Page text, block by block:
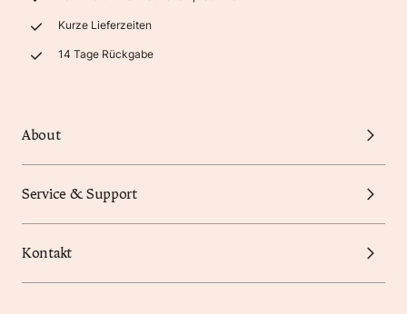
Kurze Lieferzeiten
14 Tage Rückgabe
About
Service & Support
Kontakt